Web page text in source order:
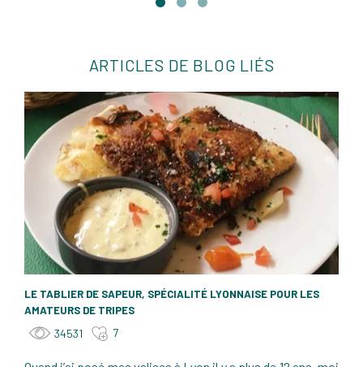
ARTICLES DE BLOG LIÉS
LE TABLIER DE SAPEUR, SPÉCIALITÉ LYONNAISE POUR LES
AMATEURS DE TRIPES
34531 7